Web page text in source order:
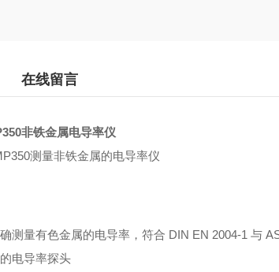
在线留言
非铁金属电导率仪
测量非铁金属的电导率仪
测量有色金属的电导率，符合 DIN EN 2004-1 与
电导率探头